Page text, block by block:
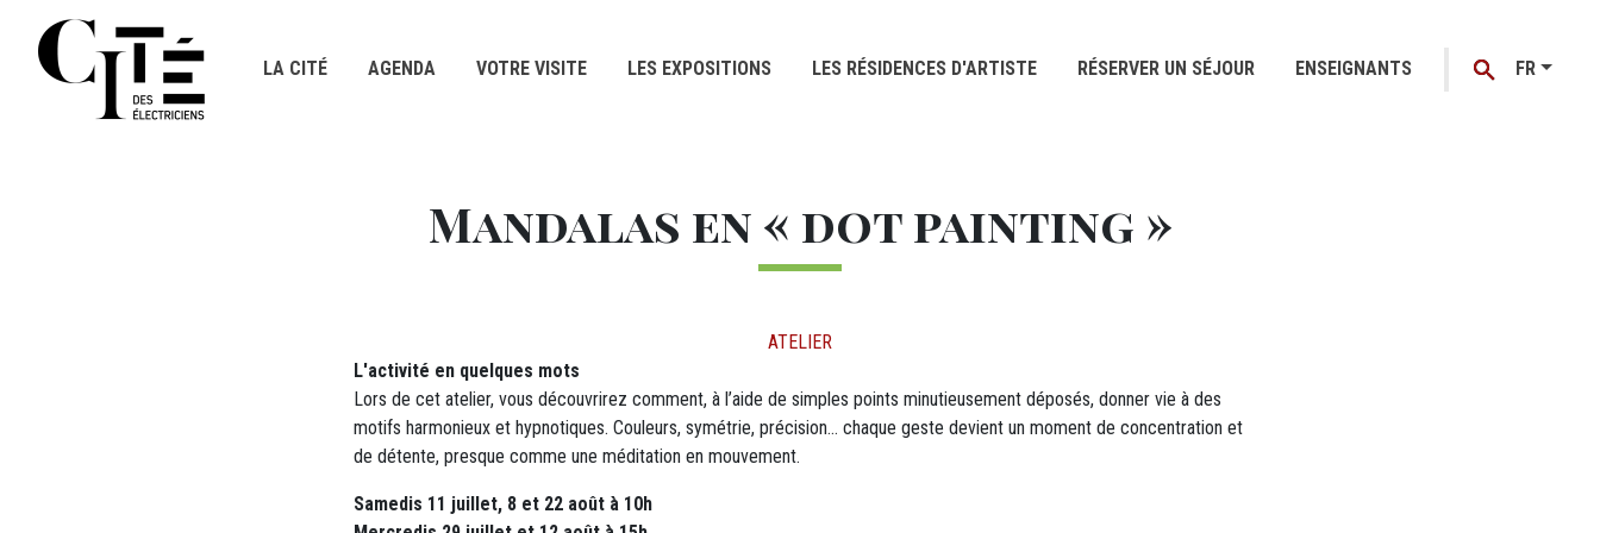
LA CITÉ AGENDA VOTRE VISITE LES EXPOSITIONS LES RÉSIDENCES D'ARTISTE RÉSERVER UN SÉJOUR ENSEIGNANTS FR
Mandalas en « dot painting »
ATELIER
M12 - Texte (1)
L'activité en quelques mots
Lors de cet atelier, vous découvrirez comment, à l’aide de simples points minutieusement déposés, donner vie à des
motifs harmonieux et hypnotiques. Couleurs, symétrie, précision… chaque geste devient un moment de concentration et
de détente, presque comme une méditation en mouvement.
Samedis 11 juillet, 8 et 22 août à 10h
Panneau de gestion des cookies